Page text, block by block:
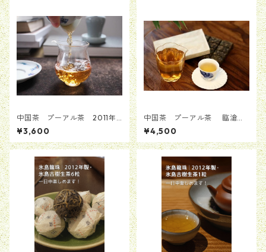
中国茶 プーアル茶 2011年
布朗喬木古樹プーアル茶 生
茶 25g
¥3,600
中国茶 プーアル茶 臨滄古
樹 生プーアル茶 160g
¥4,500